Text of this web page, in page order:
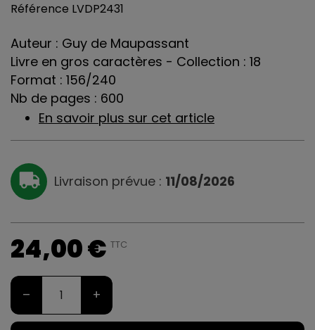
Référence LVDP2431
Auteur : Guy de Maupassant
Livre en gros caractères - Collection : 18
Format : 156/240
Nb de pages : 600
En savoir plus sur cet article
Livraison prévue : 11/08/2026
24,00 € TTC
– +